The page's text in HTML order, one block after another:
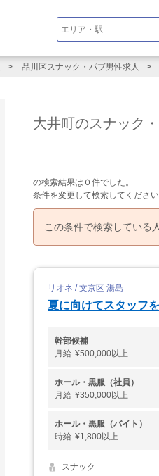
品川区スナック・パブ男性求人
大井町のスナック
の検索結果は０件でした。
条件を変更して検索してください
この条件で検索している
リオネ / 文京区 湯島
夏に向けてスタッフ
幹部候補
月給 ¥500,000以上
ホール・黒服（社員）
月給 ¥350,000以上
ホール・黒服（バイト）
時給 ¥1,800以上
スナック